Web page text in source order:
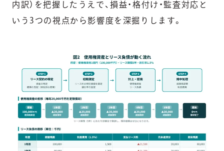
内訳）を把握したうえで、損益・格付け・監査対応と
いう3つの視点から影響度を深掘りします。